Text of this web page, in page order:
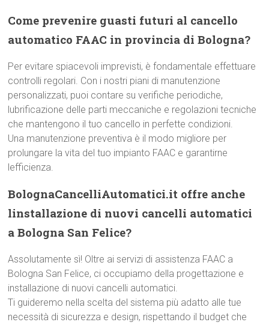
Come prevenire guasti futuri al cancello
automatico FAAC in provincia di Bologna?
Per evitare spiacevoli imprevisti, è fondamentale effettuare
controlli regolari. Con i nostri piani di manutenzione
personalizzati, puoi contare su verifiche periodiche,
lubrificazione delle parti meccaniche e regolazioni tecniche
che mantengono il tuo cancello in perfette condizioni.
Una manutenzione preventiva è il modo migliore per
prolungare la vita del tuo impianto FAAC e garantirne
lefficienza.
BolognaCancelliAutomatici.it offre anche
linstallazione di nuovi cancelli automatici
a Bologna San Felice?
Assolutamente sì! Oltre ai servizi di assistenza FAAC a
Bologna San Felice, ci occupiamo della progettazione e
installazione di nuovi cancelli automatici.
Ti guideremo nella scelta del sistema più adatto alle tue
necessità di sicurezza e design, rispettando il budget che